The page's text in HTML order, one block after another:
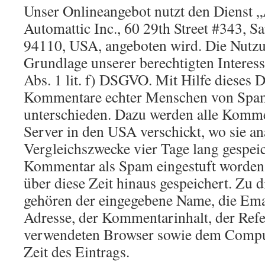
Unser Onlineangebot nutzt den Dienst
Automattic Inc., 60 29th Street #343,
94110, USA, angeboten wird. Die
Grundlage unserer berechtigten
Abs. 1 lit. f) DSGVO. Mit Hilfe dieses
Kommentare echter Menschen von
unterschieden. Dazu werden alle
Server in den USA verschickt, wo sie
Vergleichszwecke vier Tage lang
Kommentar als Spam eingestuft
über diese Zeit hinaus gespeichert. Zu
gehören der eingegebene Name, die
Adresse, der Kommentarinhalt, der
verwendeten Browser sowie dem
Zeit des Eintrags.